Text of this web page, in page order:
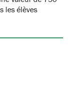
les élèves